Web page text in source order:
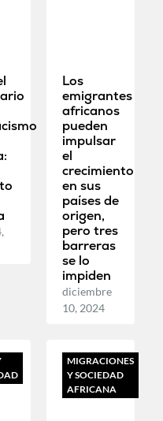
Los
emigrantes
africanos
pueden
impulsar
el
crecimiento
en sus
países de
origen,
pero tres
barreras
se lo
impiden
diciembre
10, 2024
MIGRACIONES
Y SOCIEDAD
AFRICANA